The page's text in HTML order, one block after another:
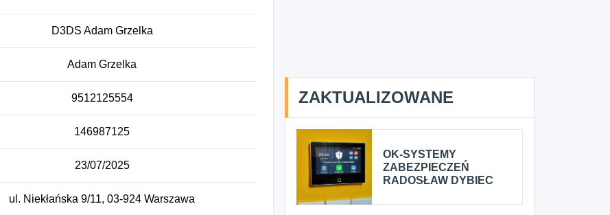
D3DS Adam Grzelka
Adam Grzelka
9512125554
146987125
23/07/2025
ul. Niekłańska 9/11, 03-924 Warszawa
ZAKTUALIZOWANE
OK-SYSTEMY
ZABEZPIECZEŃ
RADOSŁAW DYBIEC